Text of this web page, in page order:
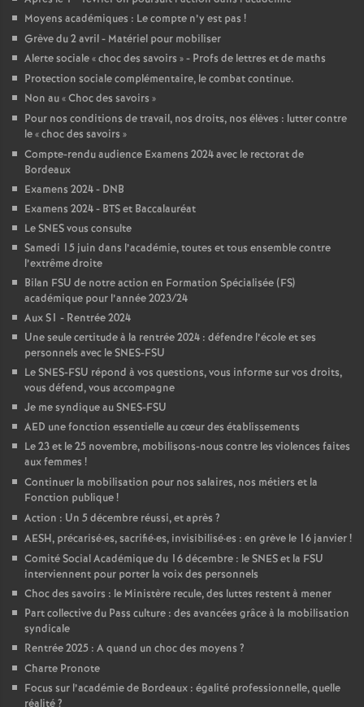
é
O
r
l
n
s
T
o
u
r
Moyens académiques : Le compte n’y est pas !
Grève du 2 avril - Matériel pour mobiliser
Alerte sociale «choc des savoirs » - Profs de lettres et de maths
Protection sociale complémentaire, le combat continue.
Non au «Choc des savoirs »
Pour nos conditions de travail, nos droits, nos élèves : lutter contre
le «choc des savoirs »
Compte-rendu audience Examens 2024 avec le rectorat de
Bordeaux
Examens 2024 - DNB
Examens 2024 - BTS et Baccalauréat
Le SNES vous consulte
Samedi 15 juin dans l’académie, toutes et tous ensemble contre
l’extrême droite
Bilan FSU de notre action en Formation Spécialisée (FS)
académique pour l’année 2023/24
Aux S1 - Rentrée 2024
Une seule certitude à la rentrée 2024 : défendre l’école et ses
personnels avec le SNES-FSU
Le SNES-FSU répond à vos questions, vous informe sur vos droits,
vous défend, vous accompagne
Je me syndique au SNES-FSU
AED une fonction essentielle au cœur des établissements
Le 23 et le 25 novembre, mobilisons-nous contre les violences faites
aux femmes !
Continuer la mobilisation pour nos salaires, nos métiers et la
Fonction publique!
Action : Un 5 décembre réussi, et après ?
AESH, précarisé·es, sacrifié·es, invisibilisé·es : en grève le 16 janvier!
Comité Social Académique du 16 décembre : le SNES et la FSU
interviennent pour porter la voix des personnels
Choc des savoirs : le Ministère recule, des luttes restent à mener
Part collective du Pass culture : des avancées grâce à la mobilisation
syndicale
Rentrée 2025 : A quand un choc des moyens ?
Charte Pronote
Focus sur l’académie de Bordeaux : égalité professionnelle, quelle